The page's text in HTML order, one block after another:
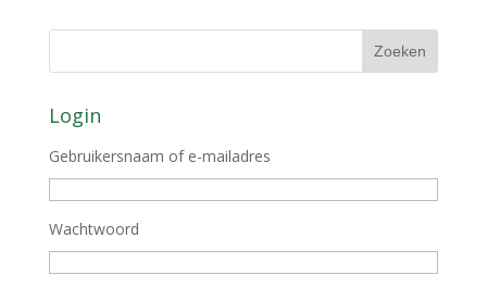
Login
Gebruikersnaam of e-mailadres
Wachtwoord